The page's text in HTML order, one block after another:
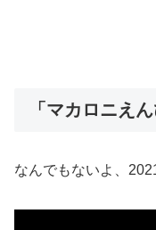
「マカロニえ
なんでもないよ、